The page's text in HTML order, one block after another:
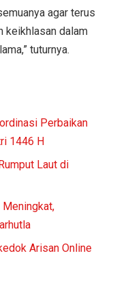
agar terus
keikhlasan dalam
tuturnya.
Perbaikan
1446 H
Laut di
Arisan Online